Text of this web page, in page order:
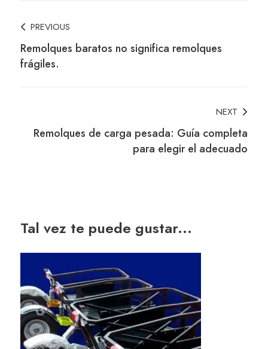
Post
Navigation
PREVIOUS
Remolques baratos no significa remolques
frágiles.
NEXT
Remolques de carga pesada: Guía completa
para elegir el adecuado
Tal vez te puede gustar...